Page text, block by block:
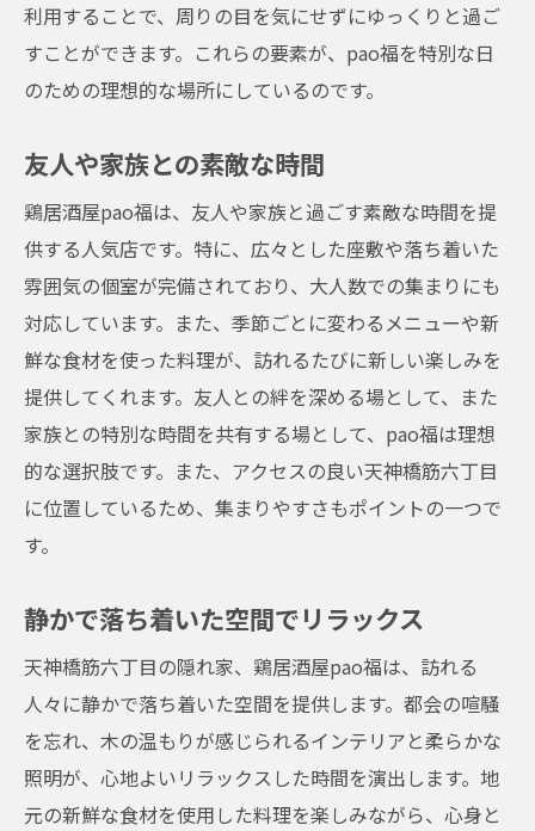
利用することで、周りの目を気にせずにゆっくりと過ご
すことができます。これらの要素が、pao福を特別な日
のための理想的な場所にしているのです。
友人や家族との素敵な時間
鶏居酒屋pao福は、友人や家族と過ごす素敵な時間を提
供する人気店です。特に、広々とした座敷や落ち着いた
雰囲気の個室が完備されており、大人数での集まりにも
対応しています。また、季節ごとに変わるメニューや新
鮮な食材を使った料理が、訪れるたびに新しい楽しみを
提供してくれます。友人との絆を深める場として、また
家族との特別な時間を共有する場として、pao福は理想
的な選択肢です。また、アクセスの良い天神橋筋六丁目
に位置しているため、集まりやすさもポイントの一つで
す。
静かで落ち着いた空間でリラックス
天神橋筋六丁目の隠れ家、鶏居酒屋pao福は、訪れる
人々に静かで落ち着いた空間を提供します。都会の喧騒
を忘れ、木の温もりが感じられるインテリアと柔らかな
照明が、心地よいリラックスした時間を演出します。地
元の新鮮な食材を使用した料理を楽しみながら、心身と